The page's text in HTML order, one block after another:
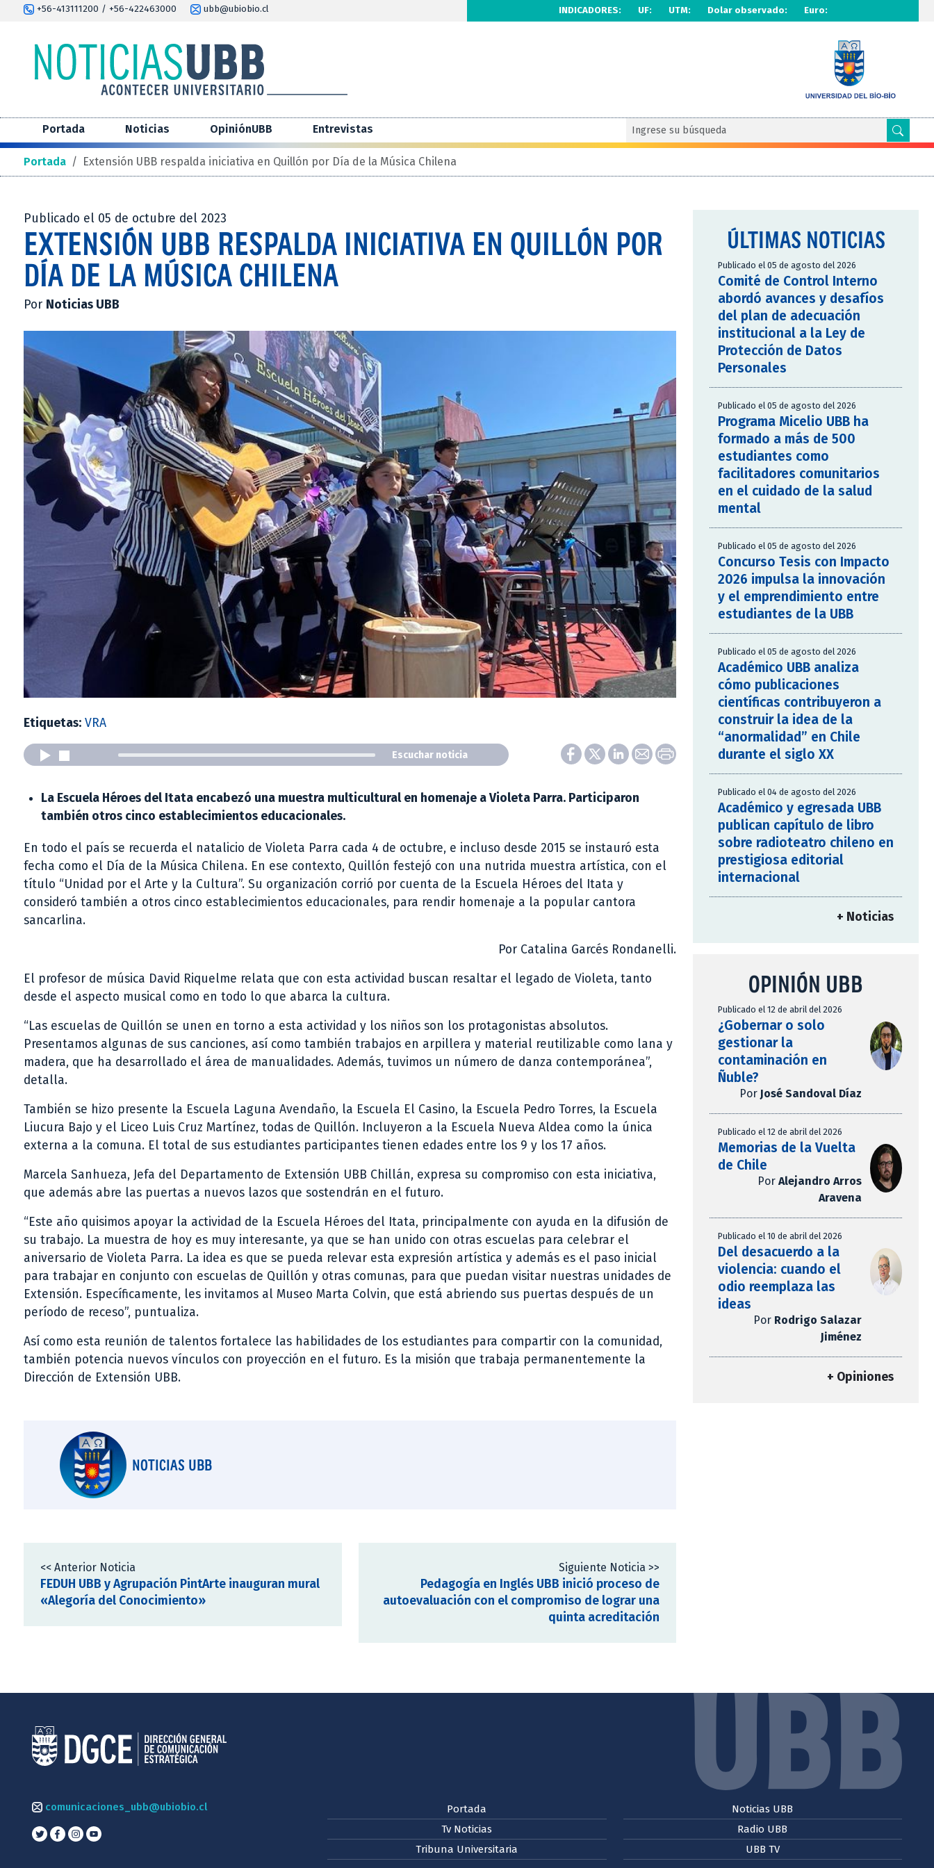
+56-413111200 / +56-422463000 ubb@ubiobio.cl INDICADORES: UF: UTM: Dolar observado: Euro:
Portada Noticias OpiniónUBB Entrevistas
Portada / Extensión UBB respalda iniciativa en Quillón por Día de la Música Chilena
Publicado el 05 de octubre del 2023
EXTENSIÓN UBB RESPALDA INICIATIVA EN QUILLÓN POR
DÍA DE LA MÚSICA CHILENA
Por Noticias UBB
Etiquetas: VRA
Escuchar noticia
La Escuela Héroes del Itata encabezó una muestra multicultural en homenaje a Violeta Parra. Participaron
también otros cinco establecimientos educacionales.
En todo el país se recuerda el natalicio de Violeta Parra cada 4 de octubre, e incluso desde 2015 se instauró esta
fecha como el Día de la Música Chilena. En ese contexto, Quillón festejó con una nutrida muestra artística, con el
título “Unidad por el Arte y la Cultura”. Su organización corrió por cuenta de la Escuela Héroes del Itata y
consideró también a otros cinco establecimientos educacionales, para rendir homenaje a la popular cantora
sancarlina.
Por Catalina Garcés Rondanelli.
El profesor de música David Riquelme relata que con esta actividad buscan resaltar el legado de Violeta, tanto
desde el aspecto musical como en todo lo que abarca la cultura.
“Las escuelas de Quillón se unen en torno a esta actividad y los niños son los protagonistas absolutos.
Presentamos algunas de sus canciones, así como también trabajos en arpillera y material reutilizable como lana y
madera, que ha desarrollado el área de manualidades. Además, tuvimos un número de danza contemporánea”,
detalla.
También se hizo presente la Escuela Laguna Avendaño, la Escuela El Casino, la Escuela Pedro Torres, la Escuela
Liucura Bajo y el Liceo Luis Cruz Martínez, todas de Quillón. Incluyeron a la Escuela Nueva Aldea como la única
externa a la comuna. El total de sus estudiantes participantes tienen edades entre los 9 y los 17 años.
Marcela Sanhueza, Jefa del Departamento de Extensión UBB Chillán, expresa su compromiso con esta iniciativa,
que además abre las puertas a nuevos lazos que sostendrán en el futuro.
“Este año quisimos apoyar la actividad de la Escuela Héroes del Itata, principalmente con ayuda en la difusión de
su trabajo. La muestra de hoy es muy interesante, ya que se han unido con otras escuelas para celebrar el
aniversario de Violeta Parra. La idea es que se pueda relevar esta expresión artística y además es el paso inicial
para trabajar en conjunto con escuelas de Quillón y otras comunas, para que puedan visitar nuestras unidades de
Extensión. Específicamente, les invitamos al Museo Marta Colvin, que está abriendo sus puertas después de un
período de receso”, puntualiza.
Así como esta reunión de talentos fortalece las habilidades de los estudiantes para compartir con la comunidad,
también potencia nuevos vínculos con proyección en el futuro. Es la misión que trabaja permanentemente la
Dirección de Extensión UBB.
NOTICIAS UBB
<< Anterior Noticia
FEDUH UBB y Agrupación PintArte inauguran mural
«Alegoría del Conocimiento»
Siguiente Noticia >>
Pedagogía en Inglés UBB inició proceso de
autoevaluación con el compromiso de lograr una
quinta acreditación
ÚLTIMAS NOTICIAS
Publicado el 05 de agosto del 2026
Comité de Control Interno
abordó avances y desafíos
del plan de adecuación
institucional a la Ley de
Protección de Datos
Personales
Publicado el 05 de agosto del 2026
Programa Micelio UBB ha
formado a más de 500
estudiantes como
facilitadores comunitarios
en el cuidado de la salud
mental
Publicado el 05 de agosto del 2026
Concurso Tesis con Impacto
2026 impulsa la innovación
y el emprendimiento entre
estudiantes de la UBB
Publicado el 05 de agosto del 2026
Académico UBB analiza
cómo publicaciones
científicas contribuyeron a
construir la idea de la
“anormalidad” en Chile
durante el siglo XX
Publicado el 04 de agosto del 2026
Académico y egresada UBB
publican capítulo de libro
sobre radioteatro chileno en
prestigiosa editorial
internacional
+ Noticias
OPINIÓN UBB
Publicado el 12 de abril del 2026
¿Gobernar o solo
gestionar la
contaminación en
Ñuble?
Por José Sandoval Díaz
Publicado el 12 de abril del 2026
Memorias de la Vuelta
de Chile
Por Alejandro Arros
Aravena
Publicado el 10 de abril del 2026
Del desacuerdo a la
violencia: cuando el
odio reemplaza las
ideas
Por Rodrigo Salazar
Jiménez
+ Opiniones
comunicaciones_ubb@ubiobio.cl
Portada
Tv Noticias
Tribuna Universitaria
Noticias UBB
Radio UBB
UBB TV